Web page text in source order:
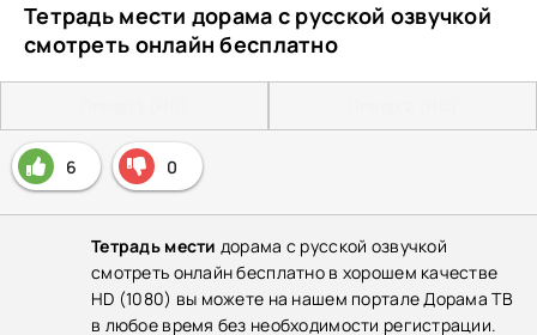
Тетрадь мести дорама с русской озвучкой
смотреть онлайн бесплатно
6 0
Тетрадь мести дорама с русской озвучкой
смотреть онлайн бесплатно в хорошем качестве
HD (1080) вы можете на нашем портале Дорама ТВ
в любое время без необходимости регистрации.